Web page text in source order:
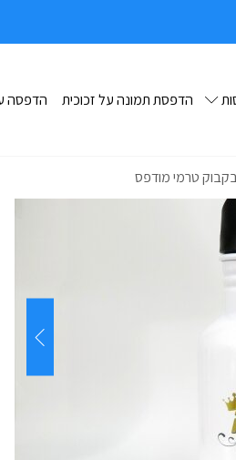
הדפסת תמונה על זכוכית הדפסה
טרמי מודפס